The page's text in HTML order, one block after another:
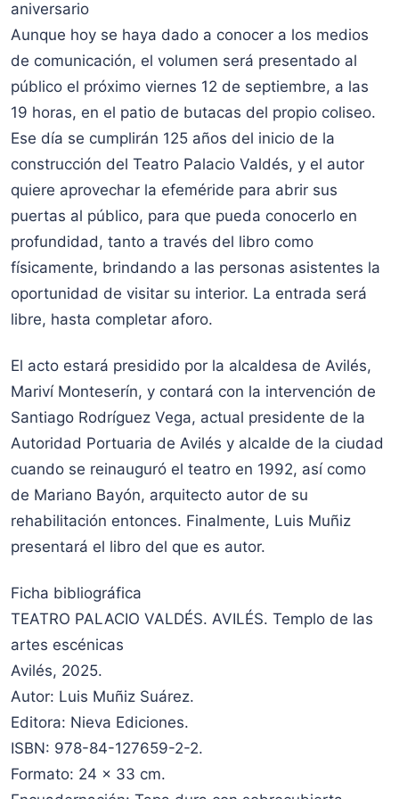
aniversario
Aunque hoy se haya dado a conocer a los medios
de comunicación, el volumen será presentado al
público el próximo viernes 12 de septiembre, a las
19 horas, en el patio de butacas del propio coliseo.
Ese día se cumplirán 125 años del inicio de la
construcción del Teatro Palacio Valdés, y el autor
quiere aprovechar la efeméride para abrir sus
puertas al público, para que pueda conocerlo en
profundidad, tanto a través del libro como
físicamente, brindando a las personas asistentes la
oportunidad de visitar su interior. La entrada será
libre, hasta completar aforo.
El acto estará presidido por la alcaldesa de Avilés,
Mariví Monteserín, y contará con la intervención de
Santiago Rodríguez Vega, actual presidente de la
Autoridad Portuaria de Avilés y alcalde de la ciudad
cuando se reinauguró el teatro en 1992, así como
de Mariano Bayón, arquitecto autor de su
rehabilitación entonces. Finalmente, Luis Muñiz
presentará el libro del que es autor.
Ficha bibliográfica
TEATRO PALACIO VALDÉS. AVILÉS. Templo de las
artes escénicas
Avilés, 2025.
Autor: Luis Muñiz Suárez.
Editora: Nieva Ediciones.
ISBN: 978-84-127659-2-2.
Formato: 24 x 33 cm.